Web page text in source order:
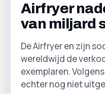
Airfryer
van miljard
De Airfryer en zijn
wereldwijd de
exemplaren.
echter nog niet